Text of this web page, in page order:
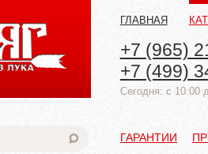
ГЛАВНАЯ
+7 (965)
+7 (499)
Cегодня: с 10:00
ГАРАНТИИ